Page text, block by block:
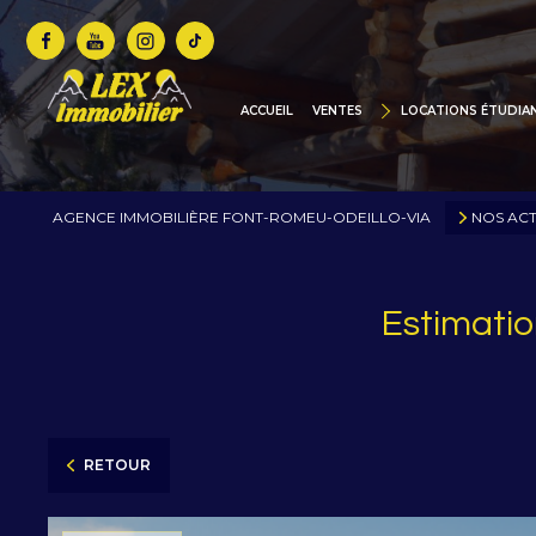
ACCUEIL VENTES
MAISONS / CHALETS
BIENS DE PRESTIGE
CHALETS NEUFS /
TERRAINS
COMMERCES
ANNONCES VIDÉOS
LOCATIONS
AGENCE IMMOBILIÈRE FONT-ROMEU-ODEILLO-VIA NOS
RETOUR